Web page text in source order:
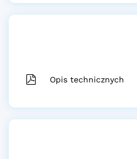
Opis technicznych